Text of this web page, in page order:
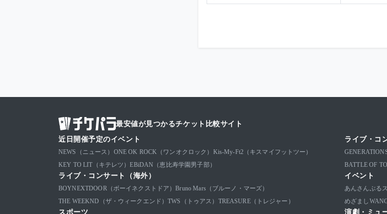
最安値が見つかるチケット比較サイト
近日開催予定のイベント
NEWS（ニュース） ONE OK ROCK（ワンオクロック） Kis-My-Ft2（キスマイフットツー）
KEY TO LIT（キテレツ）EBiDAN（恵比寿学園男子部）
ライブ・コ
BATTLE OF
ライブ・コンサート（海外）
BOYNEXTDOOR（ボーイネクストドア）Bruno Mars（ブルーノ・マーズ）
THE WEEKND（ザ・ウィークエンド）TWS（トゥアス） TREASURE（トレジャー）
イベント
あんさんぶる
めざまし
スポーツ 演劇・ミュ